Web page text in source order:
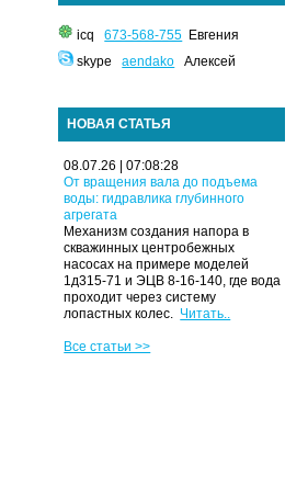
icq673-568-755 Евгения
skypeaendako Алексей
НОВАЯ СТАТЬЯ
08.07.26 | 07:08:28
От вращения вала до подъема
воды: гидравлика глубинного
агрегата
Механизм создания напора в
скважинных центробежных
насосах на примере моделей
1д315-71 и ЭЦВ 8-16-140, где вода
проходит через систему
лопастных колес. Читать..
Все статьи >>